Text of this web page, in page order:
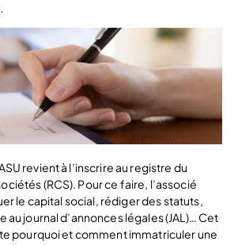
revient à l’inscrire au registre du
(RCS). Pour ce faire, l’associé
le capital social, rédiger des statuts,
au journal d’annonces légales (JAL)… Cet
pourquoi et comment immatriculer une